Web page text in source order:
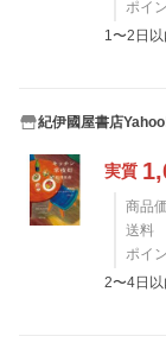
ポイ
1〜2日以
紀伊國屋書店
実質
商品
送料
ポイ
2〜4日